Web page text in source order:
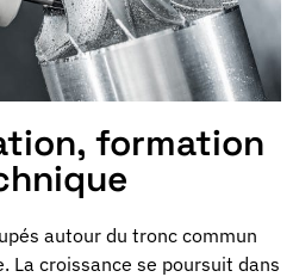
formation
autour du tronc commun
La croissance se poursuit dans